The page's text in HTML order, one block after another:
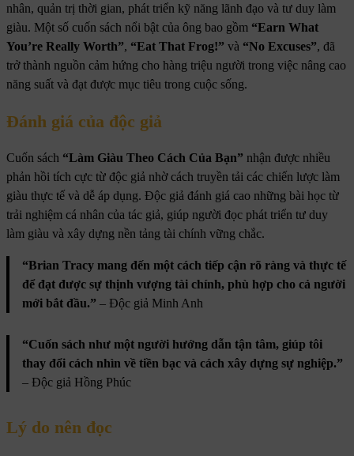
nhân, quản trị thời gian, phát triển kỹ năng lãnh đạo và tư duy làm
giàu. Một số cuốn sách nổi bật của ông bao gồm “Earn What
You’re Really Worth”, “Eat That Frog!” và “No Excuses”, đã
trở thành nguồn cảm hứng cho hàng triệu người trong việc nâng cao
năng suất và đạt được mục tiêu trong cuộc sống.
Đánh giá của độc giả
Cuốn sách “Làm Giàu Theo Cách Của Bạn” nhận được nhiều
phản hồi tích cực từ độc giả nhờ cách truyền tải các chiến lược làm
giàu thực tế và dễ áp dụng. Độc giả đánh giá cao những bài học từ
trải nghiệm cá nhân của tác giả, giúp người đọc phát triển tư duy
làm giàu và xây dựng nền tảng tài chính vững chắc.
“Brian Tracy mang đến một cách tiếp cận rõ ràng và thực tế
để đạt được sự thịnh vượng tài chính, phù hợp cho cả người
mới bắt đầu.” – Độc giả Minh Anh
“Cuốn sách như một người hướng dẫn tận tâm, giúp tôi
thay đổi cách nhìn về tiền bạc và cách xây dựng sự nghiệp.”
– Độc giả Hồng Phúc
Lý do nên đọc